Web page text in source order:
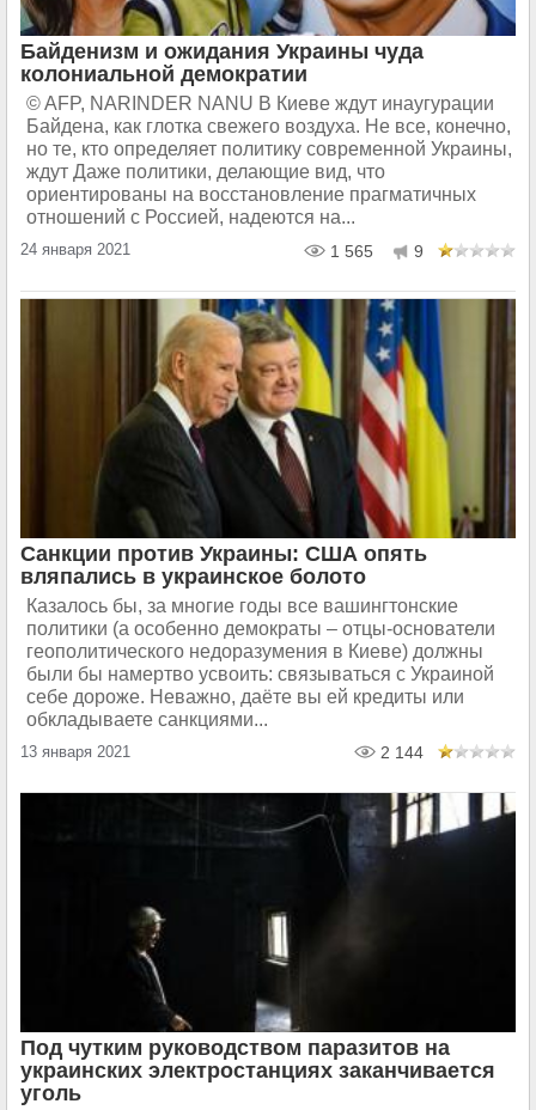
Байденизм и ожидания Украины чуда
колониальной демократии
© AFP, NARINDER NANU В Киеве ждут инаугурации
Байдена, как глотка свежего воздуха. Не все, конечно,
но те, кто определяет политику современной Украины,
ждут Даже политики, делающие вид, что
ориентированы на восстановление прагматичных
отношений с Россией, надеются на...
24 января 2021 1 565 9
Санкции против Украины: США опять
вляпались в украинское болото
Казалось бы, за многие годы все вашингтонские
политики (а особенно демократы – отцы-основатели
геополитического недоразумения в Киеве) должны
были бы намертво усвоить: связываться с Украиной
себе дороже. Неважно, даёте вы ей кредиты или
обкладываете санкциями...
13 января 2021 2 144
Под чутким руководством паразитов на
украинских электростанциях заканчивается
уголь